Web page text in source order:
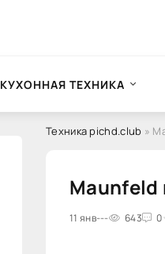
КУХОННАЯ ТЕХНИКА
Техника pichd.club »
Maunfeld
11 янв--- 643 0
1 2 3 4 5